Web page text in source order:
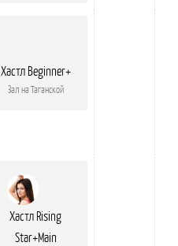
Хастл Beginner+
Зал на Таганской
Хастл Rising
Star+Main